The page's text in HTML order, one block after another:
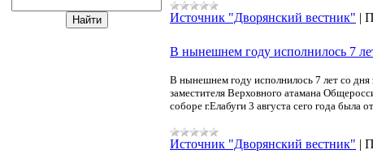
Источник "Дворянский вестник" |
В нынешнем году исполнилось 7
В нынешнем году исполнилось 7 лет со дня
заместителя Верховного атамана
соборе г.Елабуги 3 августа сего года была
Источник "Дворянский вестник" |